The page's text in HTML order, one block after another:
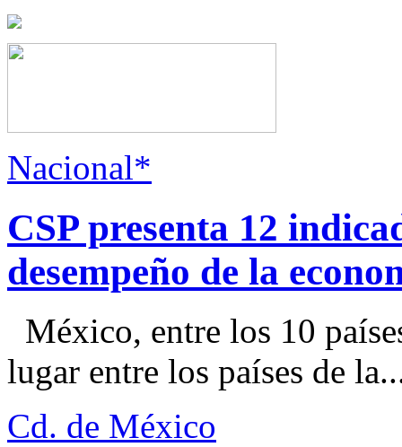
Nacional*
CSP presenta 12
desempeño de la
México, entre los 10
lugar entre los países de
Cd. de México